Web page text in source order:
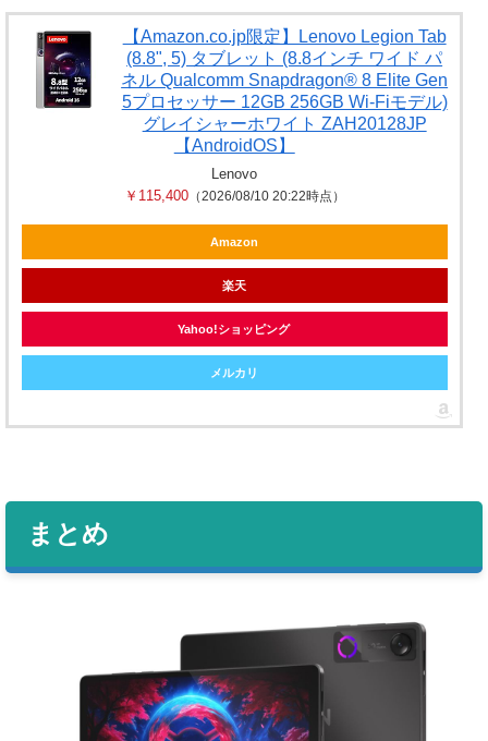
【Amazon.co.jp限定】Lenovo Legion Tab
(8.8", 5) タブレット (8.8インチ ワイド パ
ネル Qualcomm Snapdragon® 8 Elite Gen
5プロセッサー 12GB 256GB Wi-Fiモデル)
グレイシャーホワイト ZAH20128JP
【AndroidOS】
Lenovo
￥115,400（2026/08/10 20:22時点）
Amazon
楽天
Yahoo!ショッピング
メルカリ
まとめ